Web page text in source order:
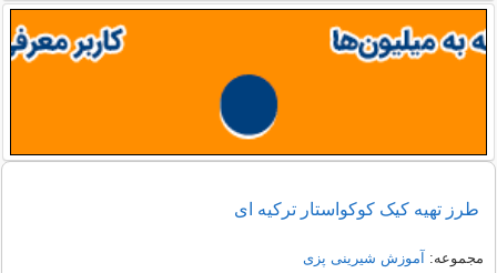
طرز تهیه کیک کوکواستار ترکیه ای
مجموعه: آموزش شیرینی پزی